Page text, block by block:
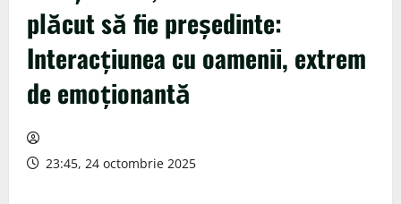
plăcut să fie președinte:
Interacțiunea cu oamenii, extrem
de emoționantă
23:45, 24 octombrie 2025